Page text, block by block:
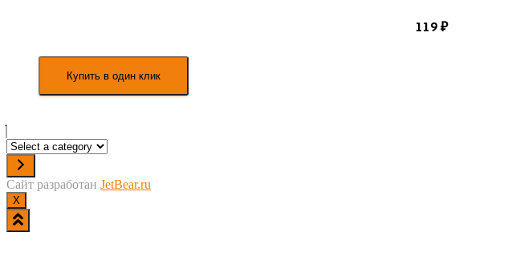
119₽
Купить в один клик
Select
a
category
Сайт разработан JetBear.ru
X